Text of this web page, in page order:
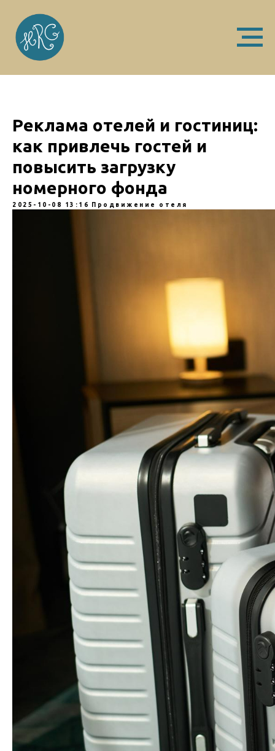
Реклама отелей и гостиниц:
как привлечь гостей и
повысить загрузку
номерного фонда
2025-10-08 13:16 Продвижение отеля